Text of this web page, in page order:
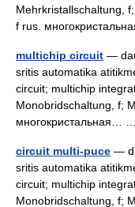
Mehrkristallschaltung,
f rus.
multichip circuit —
sritis automatika
circuit; multichip
Monobridschaltung, f;
многокристальная…
circuit multi-puce —
sritis automatika
circuit; multichip
Monobridschaltung, f;